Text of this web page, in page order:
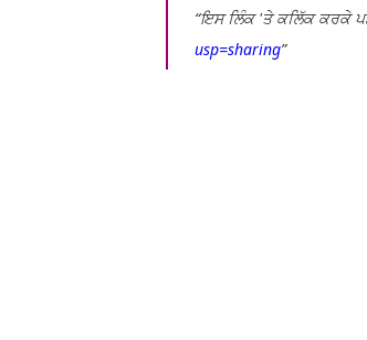
ਇਸ ਲਿੰਕ 'ਤੇ ਕਲਿੱਕ ਕਰਕੇ
usp=sharing